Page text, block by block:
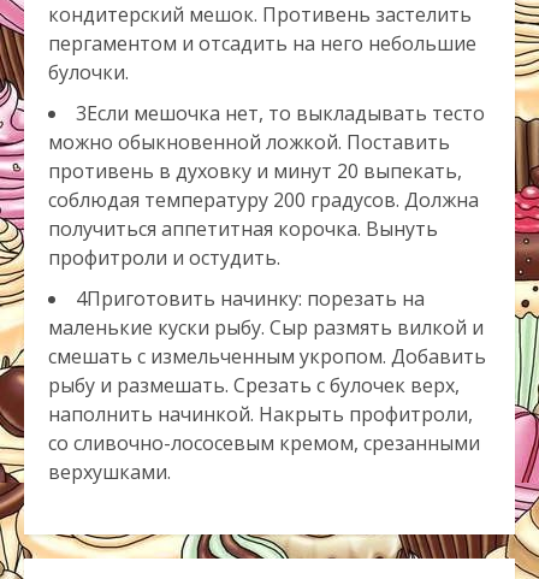
кондитерский мешок. Противень застелить
пергаментом и отсадить на него небольшие
булочки.
3Если мешочка нет, то выкладывать тесто
можно обыкновенной ложкой. Поставить
противень в духовку и минут 20 выпекать,
соблюдая температуру 200 градусов. Должна
получиться аппетитная корочка. Вынуть
профитроли и остудить.
4Приготовить начинку: порезать на
маленькие куски рыбу. Сыр размять вилкой и
смешать с измельченным укропом. Добавить
рыбу и размешать. Срезать с булочек верх,
наполнить начинкой. Накрыть профитроли,
со сливочно-лососевым кремом, срезанными
верхушками.